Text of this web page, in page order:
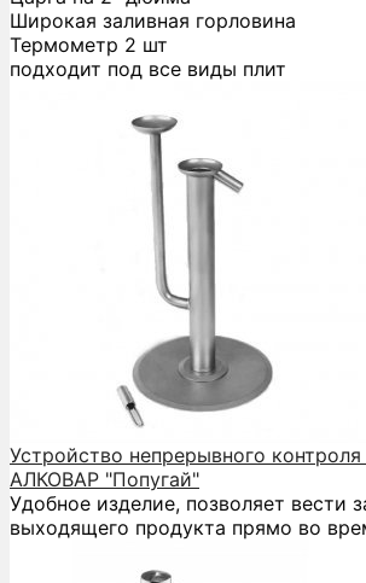
Широкая заливная горловина
Термометр 2 шт
подходит под все виды плит
Устройство непрерывного
АЛКОВАР "Попугай"
Удобное изделие, позволяет вести
выходящего продукта прямо во